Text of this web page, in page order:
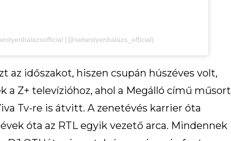
(@sebestyenbalazs_official)
az időszakot, hiszen csupán húszéves volt,
a Z+ televízióhoz, ahol a Megálló című műsort
Tv-re is átvitt. A zenetévés karrier óta
óta az RTL egyik vezető arca. Mindennek